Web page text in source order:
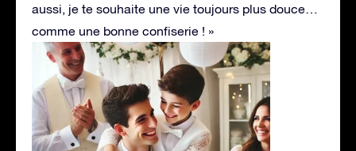
aussi, je te souhaite une vie toujours plus douce…
comme une bonne confiserie ! »